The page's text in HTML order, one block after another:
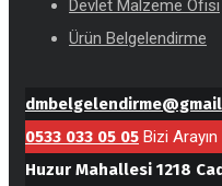
Devlet Malzeme Ofisi
Ürün Belgelendirme
0533 033 05 05 Bizi Arayın
Huzur Mahallesi 1218